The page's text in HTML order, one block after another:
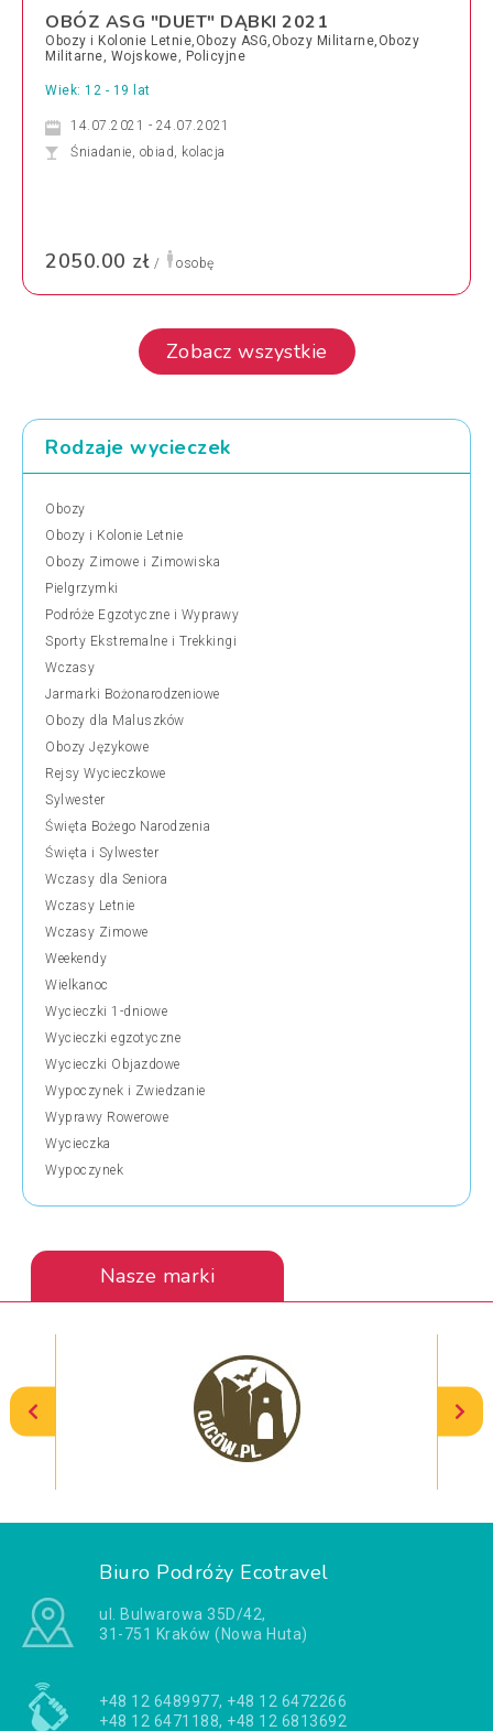
OBÓZ ASG "DUET" DĄBKI 2021
Obozy i Kolonie Letnie,Obozy ASG,Obozy Militarne,Obozy
Militarne, Wojskowe, Policyjne
Wiek: 12 - 19 lat
14.07.2021 - 24.07.2021
Śniadanie, obiad, kolacja
2050.00 zł / osobę
Zobacz wszystkie
Rodzaje wycieczek
Obozy
Obozy i Kolonie Letnie
Obozy Zimowe i Zimowiska
Pielgrzymki
Podróże Egzotyczne i Wyprawy
Sporty Ekstremalne i Trekkingi
Wczasy
Jarmarki Bożonarodzeniowe
Obozy dla Maluszków
Obozy Językowe
Rejsy Wycieczkowe
Sylwester
Święta Bożego Narodzenia
Święta i Sylwester
Wczasy dla Seniora
Wczasy Letnie
Wczasy Zimowe
Weekendy
Wielkanoc
Wycieczki 1-dniowe
Wycieczki egzotyczne
Wycieczki Objazdowe
Wypoczynek i Zwiedzanie
Wyprawy Rowerowe
Wycieczka
Wypoczynek
Nasze marki
Biuro Podróży Ecotravel
ul. Bulwarowa 35D/42,
31-751 Kraków (Nowa Huta)
+48 12 6489977, +48 12 6472266
+48 12 6471188, +48 12 6813692